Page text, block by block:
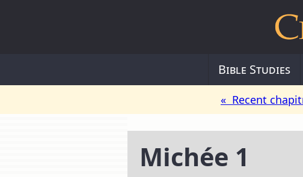
Bible Studies
« Recent
Michée 1